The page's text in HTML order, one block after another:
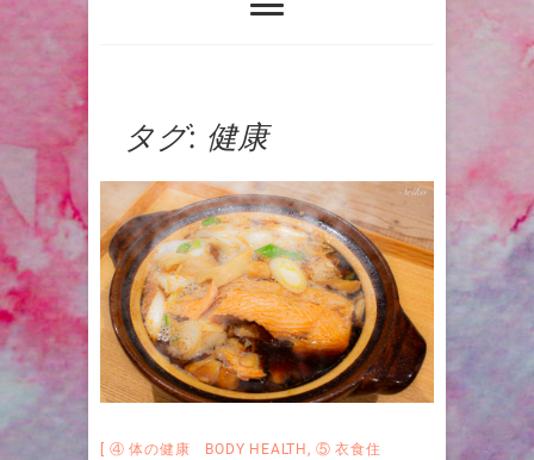
タグ: 健康
④ 体の健康 BODY HEALTH, ⑤ 衣食住